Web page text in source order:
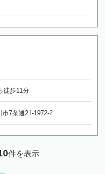
徒歩11分
7条通21-1972-2
件を表示